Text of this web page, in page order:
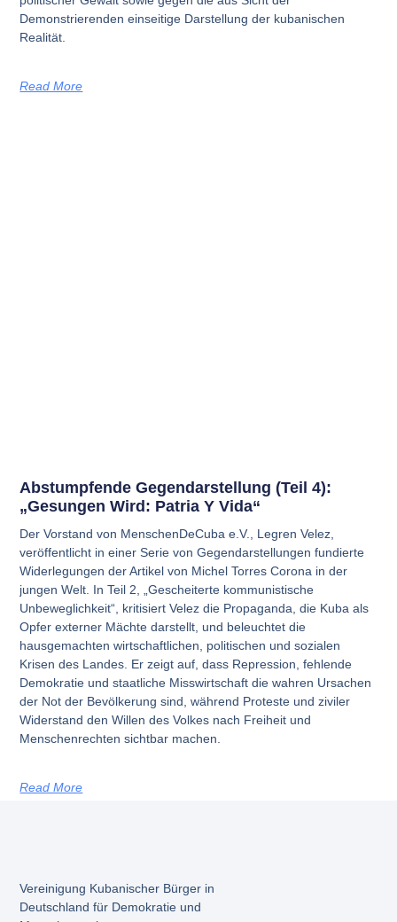
Demonstrierenden einseitige Darstellung der kubanischen
Realität.
Read More
Abstumpfende Gegendarstellung (Teil 4):
„Gesungen Wird: Patria Y Vida“
Der Vorstand von MenschenDeCuba e.V., Legren Velez,
veröffentlicht in einer Serie von Gegendarstellungen fundierte
Widerlegungen der Artikel von Michel Torres Corona in der
jungen Welt. In Teil 2, „Gescheiterte kommunistische
Unbeweglichkeit“, kritisiert Velez die Propaganda, die Kuba als
Opfer externer Mächte darstellt, und beleuchtet die
hausgemachten wirtschaftlichen, politischen und sozialen
Krisen des Landes. Er zeigt auf, dass Repression, fehlende
Demokratie und staatliche Misswirtschaft die wahren Ursachen
der Not der Bevölkerung sind, während Proteste und ziviler
Widerstand den Willen des Volkes nach Freiheit und
Menschenrechten sichtbar machen.
Read More
Vereinigung Kubanischer Bürger in
Deutschland für Demokratie und